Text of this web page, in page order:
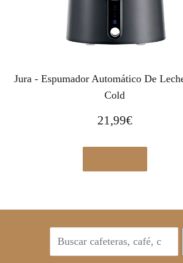
Jura - Espumador Automático De
Cold
21,99€